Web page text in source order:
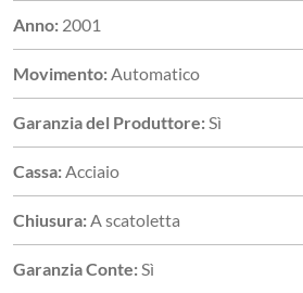
Anno: 2001
Movimento: Automatico
Garanzia del Produttore: Sì
Cassa: Acciaio
Chiusura: A scatoletta
Garanzia Conte: Sì